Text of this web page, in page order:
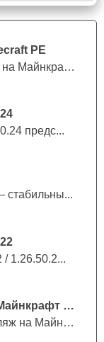
PE
Скачайте Мод на Sodium на Майнкрафт П...
предс...
стабильны...
1.26.50.2...
Мод на Камуфляж для Майнкрафт ПЕ
Скачайте Мод на Камуфляж на Майнкрафт...
количество
к игроку.
PE у
не желая